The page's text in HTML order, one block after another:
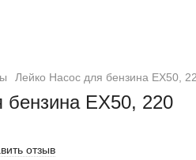
Лейко Насос для бензина EX50,
EX50, 220
отзыв